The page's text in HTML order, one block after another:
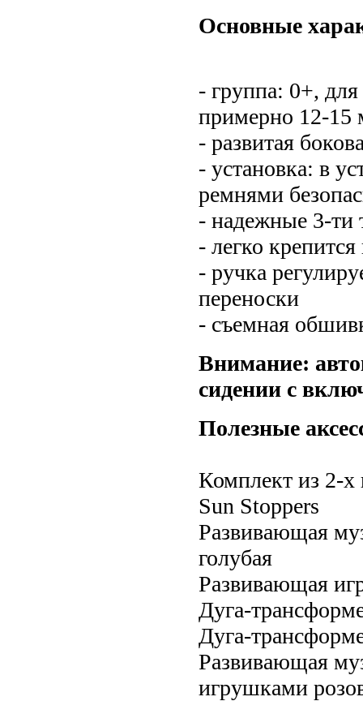
Основные
- группа: 0+,
примерно 12-15
- развитая
- установка: в
ремнями
- надежные 3-ти
- легко
- ручка
переноски
- съемная
Внимание:
сидении с
Полезные
Комплект из 2-
Sun Stoppers
Развивающая
голубая
Развивающая
Дуга-
Дуга-
Развивающая
игрушками